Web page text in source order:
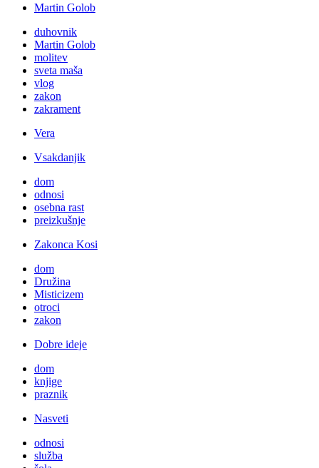
Martin Golob
duhovnik
Martin Golob
molitev
sveta maša
vlog
zakon
zakrament
Vera
Vsakdanjik
dom
odnosi
osebna rast
preizkušnje
Zakonca Kosi
dom
Družina
Misticizem
otroci
zakon
Dobre ideje
dom
knjige
praznik
Nasveti
odnosi
služba